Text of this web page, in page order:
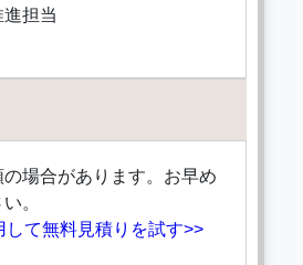
担当
場合があります。お早め
。
して無料見積りを試す>>